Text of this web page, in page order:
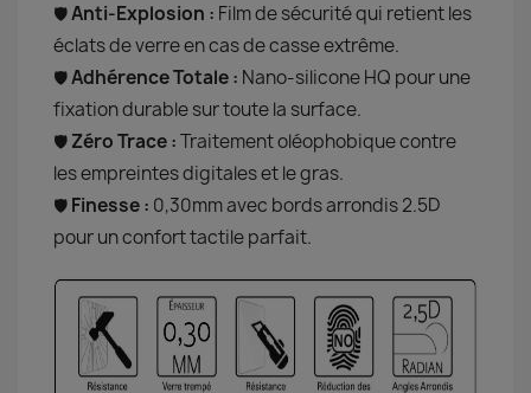
🛡️Anti-Explosion : Film de sécurité qui retient les
éclats de verre en cas de casse extrême.
🛡️Adhérence Totale : Nano-silicone HQ pour une
fixation durable sur toute la surface.
🛡️ Zéro Trace :Traitement oléophobique contre
les empreintes digitales et le gras.
🛡️ Finesse : 0,30mm avec bords arrondis 2.5D
pour un confort tactile parfait.